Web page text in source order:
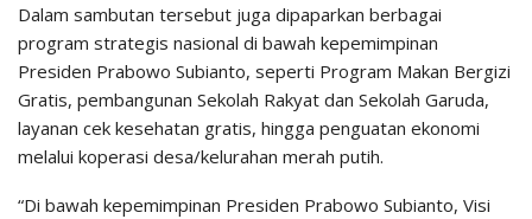
Dalam sambutan tersebut juga dipaparkan berbagai
program strategis nasional di bawah kepemimpinan
Presiden Prabowo Subianto, seperti Program Makan Bergizi
Gratis, pembangunan Sekolah Rakyat dan Sekolah Garuda,
layanan cek kesehatan gratis, hingga penguatan ekonomi
melalui koperasi desa/kelurahan merah putih.
“Di bawah kepemimpinan Presiden Prabowo Subianto, Visi